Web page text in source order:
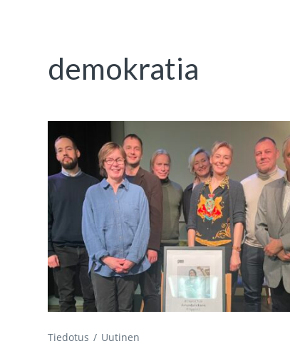
demokratia
Tiedotus Uutinen